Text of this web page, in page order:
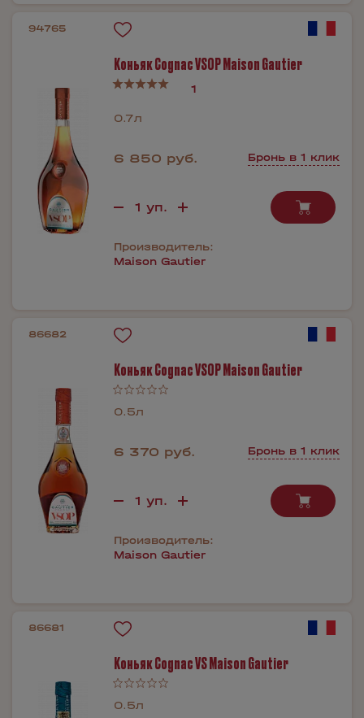
94765
Коньяк Cognac VSOP Maison Gautier
1
0.7л
6 850 руб. Бронь в 1 клик
Производитель:
Maison Gautier
86682
Коньяк Cognac VSOP Maison Gautier
0.5л
6 370 руб. Бронь в 1 клик
Производитель:
Maison Gautier
86681
Коньяк Cognac VS Maison Gautier
0.5л